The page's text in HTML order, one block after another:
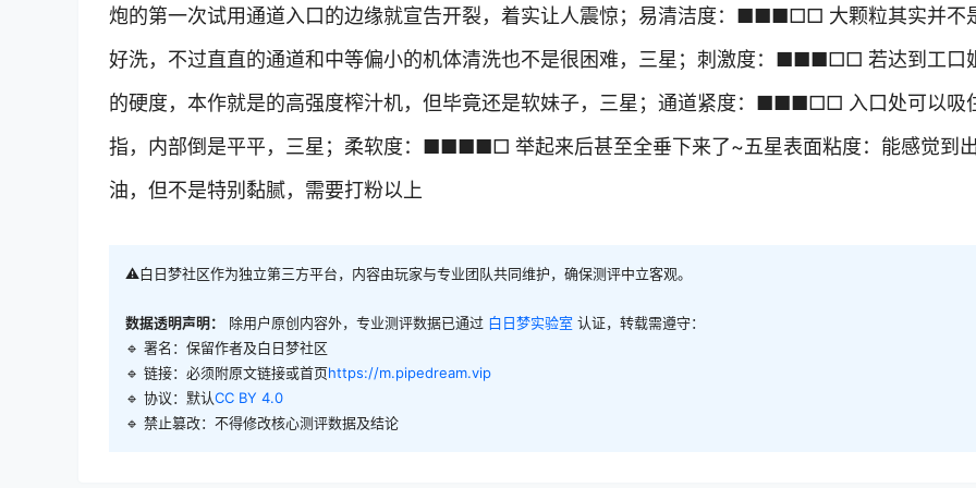
炮的第一次试用通道入口的边缘就宣告开裂，着实让人震惊；易清洁度：■■■□□ 大颗粒其实并不
好洗，不过直直的通道和中等偏小的机体清洗也不是很困难，三星；刺激度：■■■□□ 若达到工口
的硬度，本作就是的高强度榨汁机，但毕竟还是软妹子，三星；通道紧度：■■■□□ 入口处可以吸
指，内部倒是平平，三星；柔软度：■■■■□ 举起来后甚至全垂下来了~五星表面粘度：能感觉到
油，但不是特别黏腻，需要打粉以上
⚠️白日梦社区作为独立第三方平台，内容由玩家与专业团队共同维护，确保测评中立客观。
数据透明声明： 除用户原创内容外，专业测评数据已通过 白日梦实验室 认证，转载需遵守：
🔹 署名：保留作者及白日梦社区
🔹 链接：必须附原文链接或首页https://m.pipedream.vip
🔹 协议：默认CC BY 4.0
🔹 禁止篡改：不得修改核心测评数据及结论